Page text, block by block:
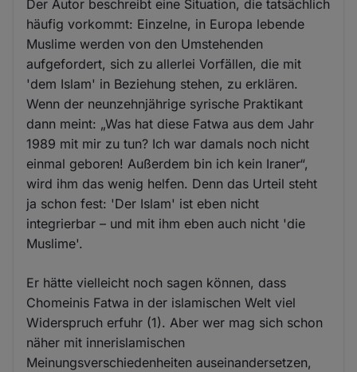
Der Autor beschreibt eine Situation, die tatsächlich
häufig vorkommt: Einzelne, in Europa lebende
Muslime werden von den Umstehenden
aufgefordert, sich zu allerlei Vorfällen, die mit
'dem Islam' in Beziehung stehen, zu erklären.
Wenn der neunzehnjährige syrische Praktikant
dann meint: „Was hat diese Fatwa aus dem Jahr
1989 mit mir zu tun? Ich war damals noch nicht
einmal geboren! Außerdem bin ich kein Iraner“,
wird ihm das wenig helfen. Denn das Urteil steht
ja schon fest: 'Der Islam' ist eben nicht
integrierbar – und mit ihm eben auch nicht 'die
Muslime'.
Er hätte vielleicht noch sagen können, dass
Chomeinis Fatwa in der islamischen Welt viel
Widerspruch erfuhr (1). Aber wer mag sich schon
näher mit innerislamischen
Meinungsverschiedenheiten auseinandersetzen,